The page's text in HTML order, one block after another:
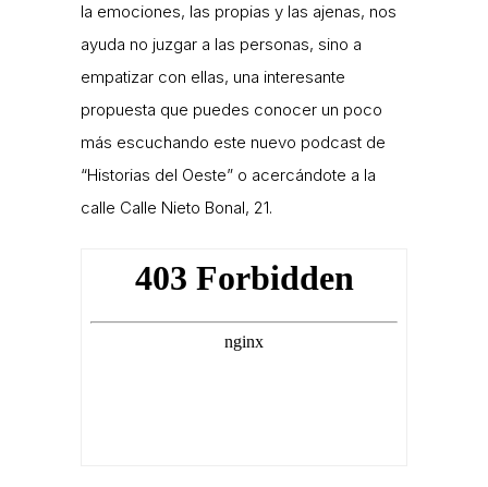
la emociones, las propias y las ajenas, nos
ayuda no juzgar a las personas, sino a
empatizar con ellas, una interesante
propuesta que puedes conocer un poco
más escuchando este nuevo podcast de
“Historias del Oeste” o acercándote a la
calle Calle Nieto Bonal, 21.